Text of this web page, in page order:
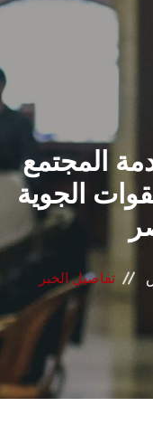
الرئيسيـة
القطاعـات
الشئون الأكاديمية
البحث العلمي
المراكز والوحدات
الأنظمة الذكية
المجتمع
الجوية
تفاصيل الخبر